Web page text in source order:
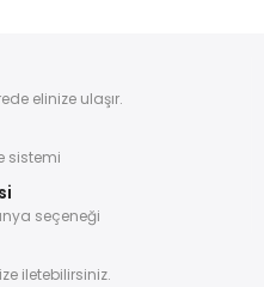
elinize ulaşır.
sistemi
seçeneği
iletebilirsiniz.